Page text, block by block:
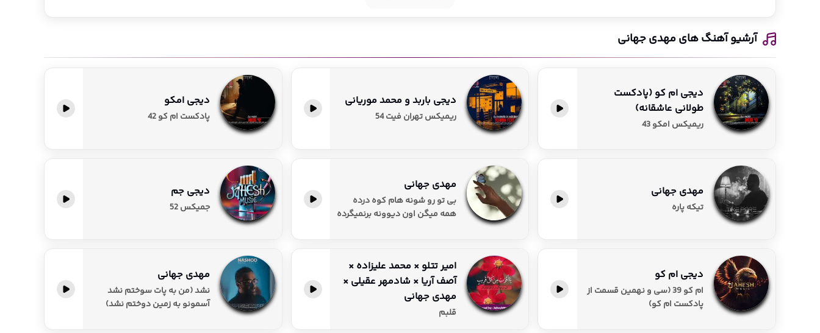
آرشیو آهنگ های مهدی جهانی
دیجی ام کو (پادکست
طولانی عاشقانه)
ریمیکس امکو 43
دیجی باربد و محمد موریانی
ریمیکس تهران فیت 54
پخش آنلاین
دیجی امکو
پادکست ام کو 42
پخش آنلاین
مهدی جهانی
تیکه پاره
مهدی جهانی
بی تو رو شونه هام کوه درده
همه میگن اون دیوونه برنمیگرده
دیجی جم
جمیکس 52
پخش آنلاین
دیجی ام کو
ام کو 39 (سی و نهمین قسمت از
پادکست ام کو)
امیر تتلو × محمد علیزاده ×
آصف آریا × شادمهر عقیلی ×
مهدی جهانی
قلبم
پخش آنلاین
مهدی جهانی
نشد (من به پات سوختم نشد
آسمونو به زمین دوختم نشد)
پخش آنلاین